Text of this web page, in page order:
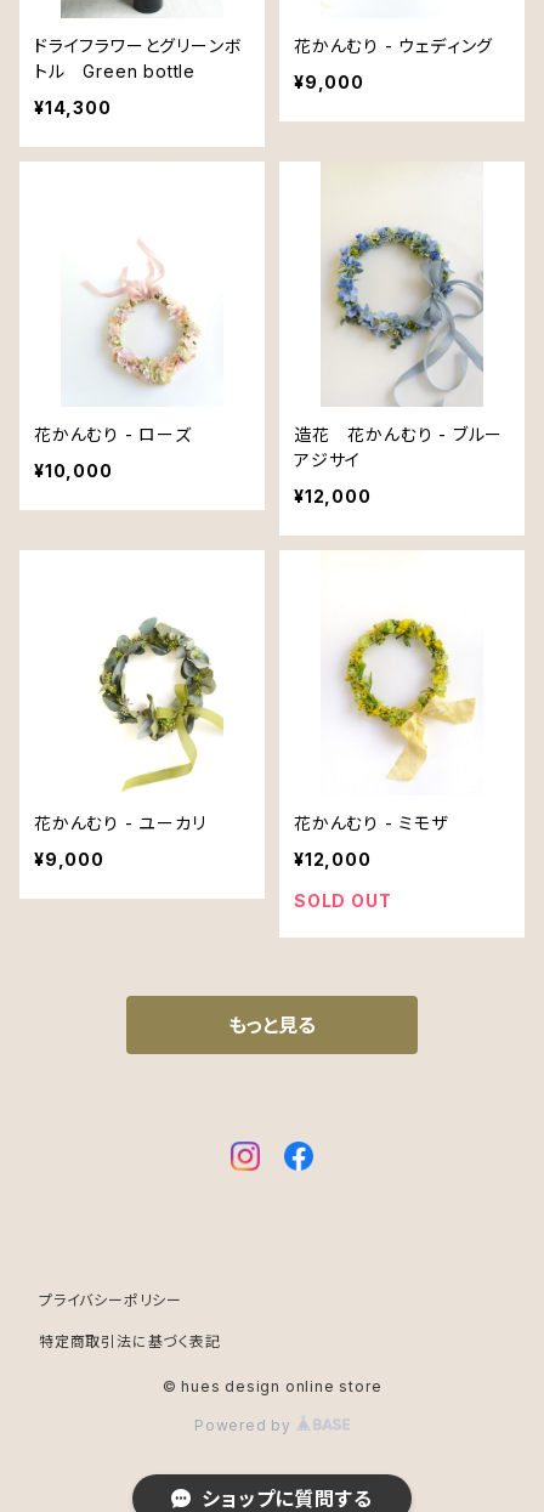
ドライフラワーとグリーンボ
トル Green bottle
¥14,300
花かんむり - ウェディング
¥9,000
花かんむり - ローズ
¥10,000
造花 花かんむり - ブルー
アジサイ
¥12,000
花かんむり - ユーカリ
¥9,000
花かんむり - ミモザ
¥12,000
SOLD OUT
もっと見る
プライバシーポリシー
特定商取引法に基づく表記
© hues design online store
Powered by
ショップに質問する